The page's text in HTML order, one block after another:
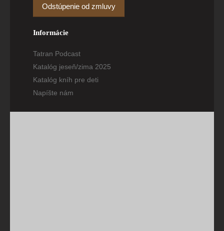
Odstúpenie od zmluvy
Informácie
Tatran Podcast
Katalóg jeseň/zima 2025
Katalóg kníh pre deti
Napíšte nám